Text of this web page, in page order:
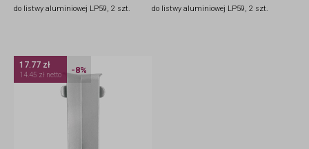
do listwy aluminiowej LP59, 2 szt. do listwy aluminiowej LP59, 2 szt.
17.77 zł
14.45 zł netto -8%